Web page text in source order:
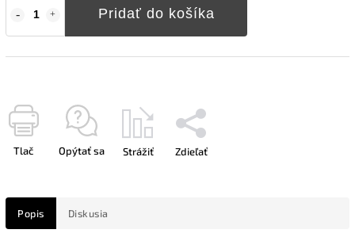
Pridať do košíka
Tlač Opýtať sa Strážiť Zdieľať
Popis Diskusia